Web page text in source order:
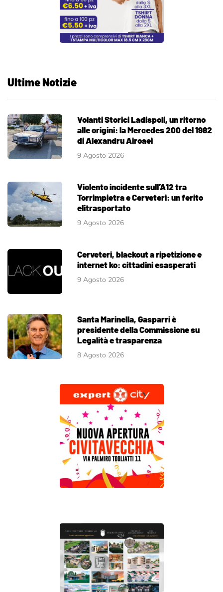
Ultime Notizie
Volanti Storici Ladispoli, un ritorno
alle origini: la Mercedes 200 del 1982
di Alexandru Airoaei
9 Agosto 2026
Violento incidente sull’A12 tra
Torrimpietra e Cerveteri: un ferito
elitrasportato
9 Agosto 2026
Cerveteri, blackout a ripetizione e
internet ko: cittadini esasperati
9 Agosto 2026
Santa Marinella, Gasparri è
presidente della Commissione su
Legalità e trasparenza
8 Agosto 2026